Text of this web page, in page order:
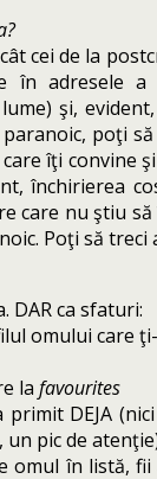
cei de la
adresele a
şi,
poţi
îţi convine
închirierea
care nu ştiu
Poţi să treci
DAR ca sfaturi:
omului care
la favourites
DEJA
pic de
omul în listă,